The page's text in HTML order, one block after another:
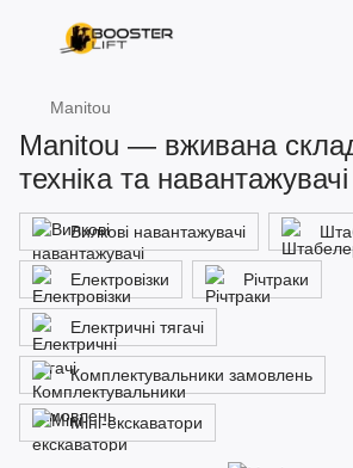
Manitou
Manitou — вживана
техніка та навантажувачі
Вилкові навантажувачі
Електровізки Річтраки
Електричні тягачі
Комплектувальники замовлень
Міні-екскаватори